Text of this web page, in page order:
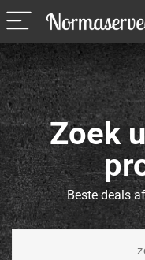
Zoek
Beste deals